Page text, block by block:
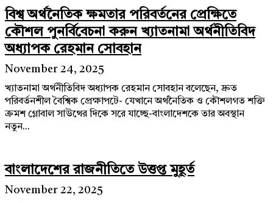
বিশ্ব অর্থনৈতিক ক্ষমতার পরিবর্তনের প্রেক্ষিতে
কৌশল পুনর্বিবেচনা করুন খ্যাতনামা অর্থনীতিবিদ
অধ্যাপক রেহমান সোবহান
November 24, 2025
খ্যাতনামা অর্থনীতিবিদ অধ্যাপক রেহমান সোবহান বলেছেন, দ্রুত
পরিবর্তনশীল বৈশ্বিক প্রেক্ষাপটে- যেখানে অর্থনৈতিক ও কৌশলগত শক্তি
ক্রমশ গ্লোবাল সাউথের দিকে সরে যাচ্ছে-বাংলাদেশকে তার অবস্থান
নতুন...
বাংলাদেশের রাজনীতিতে উত্তপ্ত মুহূর্ত
November 22, 2025